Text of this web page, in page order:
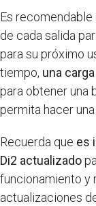
Es
de cada salida
para su próximo
tiempo, una
para obtener una
permita hacer
Recuerda que es
Di2 actualizado
funcionamiento y
actualizaciones